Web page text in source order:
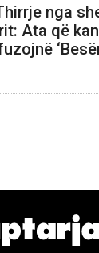
nga
Ata që